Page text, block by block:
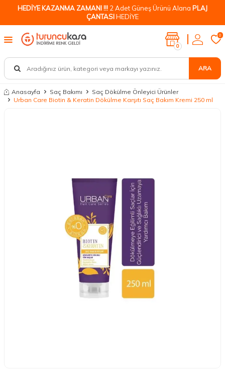
HEDİYE KAZANMA ZAMANI !!! 2 Adet Güneş Ürünü Alana PLAJ
ÇANTASIHEDİYE
ARA
0
0
Anasayfa Saç Bakımı
Saç Dökülme Önleyici Ürünler
Urban Care Biotin & Keratin Dökülme Karşıtı Saç Bakım Kremi 250 ml